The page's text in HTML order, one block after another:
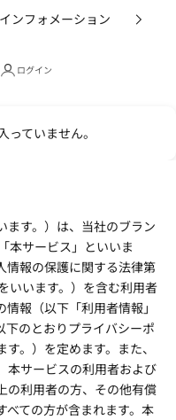
インフォメーション
ログイン
ていません。
す。）は、当社のブラン
本サービス」といいま
情報の保護に関する法律第
いいます。）を含む利用者
報（以下「利用者情報」
下のとおりプライバシーポ
。）を定めます。また、
本サービスの利用者および
の利用者の方、その他有償
べての方が含まれます。本